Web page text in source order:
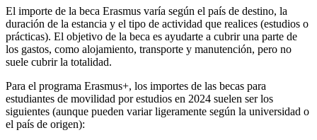
El importe de la beca Erasmus varía según el país de destino, la
duración de la estancia y el tipo de actividad que realices (estudios o
prácticas). El objetivo de la beca es ayudarte a cubrir una parte de
los gastos, como alojamiento, transporte y manutención, pero no
suele cubrir la totalidad.
Para el programa Erasmus+, los importes de las becas para
estudiantes de movilidad por estudios en 2024 suelen ser los
siguientes (aunque pueden variar ligeramente según la universidad o
el país de origen):